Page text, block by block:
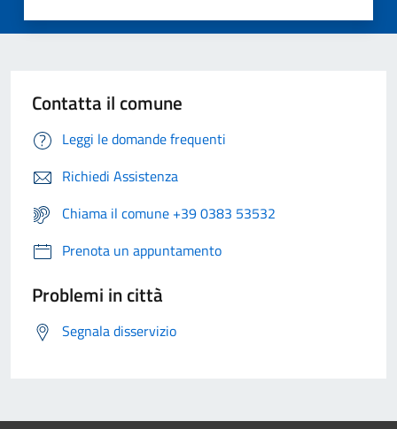
Contatta il comune
Leggi le domande frequenti
Richiedi Assistenza
Chiama il comune +39 0383 53532
Prenota un appuntamento
Problemi in città
Segnala disservizio